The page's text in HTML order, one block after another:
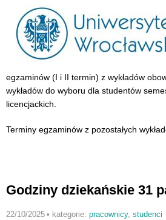
egzaminów (I i II termin) z wykładów
wykładów do wyboru dla studentów
licencjackich.
Terminy egzaminów z pozostałych
Godziny dziekańskie 31
22/10/2025 • kategorie: pracownicy, studenci